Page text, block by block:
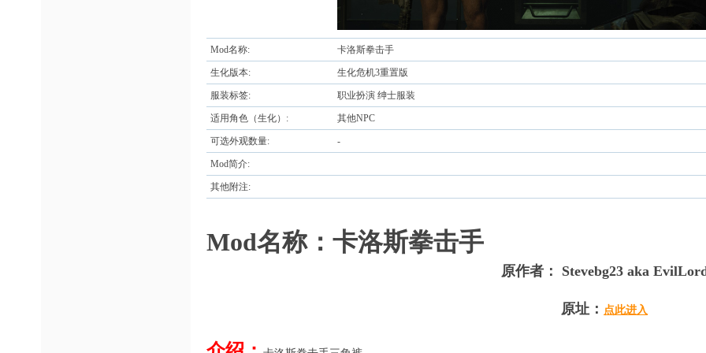
Mod名称: 卡洛斯拳击手
生化版本: 生化危机3重置版
服装标签: 职业扮演 绅士服装
适用角色（生化）: 其他NPC
可选外观数量: -
Mod简介:
其他附注:
Mod名称： 卡洛斯拳击手
原作者： Stevebg23 aka
原址： 点此进入